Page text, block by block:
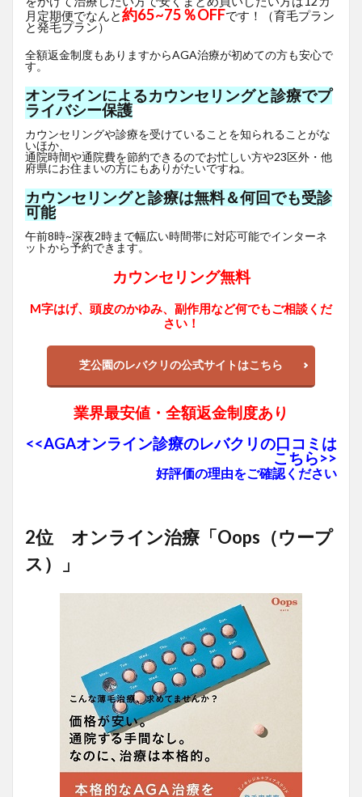
月定期便でなんと約65~75％OFFです！（育毛プラン
と発毛プラン）
全額返金制度もありますからAGA治療が初めての方も安心で
す。
オンラインによるカウンセリングと診療でプ
ライバシー保護
カウンセリングや診療を受けていることを知られることがな
いほか、
通院時間や通院費を節約できるのでお忙しい方や23区外・他
府県にお住まいの方にもありがたいですね。
カウンセリングと診療は無料＆何回でも受診
可能
午前8時~深夜2時まで幅広い時間帯に対応可能でインターネ
ットから予約できます。
カウンセリング無料
M字はげ、頭皮のかゆみ、副作用など何でもご相談くだ
さい！
芝公園のレバクリの公式サイトはこちら
業界最安値・全額返金制度あり
<<AGAオンライン診療のレバクリの口コミは
こちら>>
好評価の理由をご確認ください
2位 オンライン治療「Oops（ウープ
ス）」